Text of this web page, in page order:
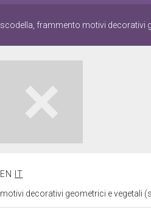
scodella, frammento motivi decorativi
EN
IT
motivi decorativi geometrici e vegetali